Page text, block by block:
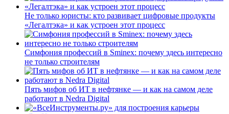
Не только юристы: кто развивает цифровые продукты
«Легалтэка» и как устроен этот процесс
Симфония профессий в Sminex: почему здесь интересно
не только строителям
Пять мифов об ИТ в нефтянке — и как на самом деле
работают в Nedra Digital